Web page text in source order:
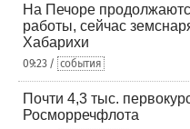
На Печоре
работы, сейчас
Хабарихи
09:23 / события
Почти 4,3 тыс.
Росморречфлота